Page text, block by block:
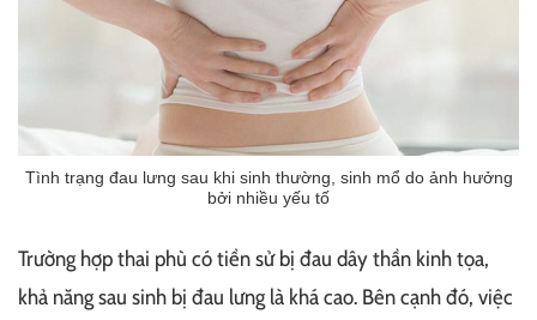
Tình trạng đau lưng sau khi sinh thường, sinh mổ do ảnh hưởng
bởi nhiều yếu tố
Trường hợp thai phù có tiền sử bị đau dây thần kinh tọa,
khả năng sau sinh bị đau lưng là khá cao. Bên cạnh đó, việc